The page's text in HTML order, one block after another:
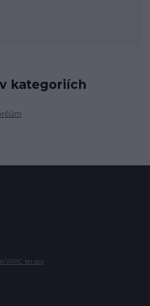
kategoriích
WPC terasy